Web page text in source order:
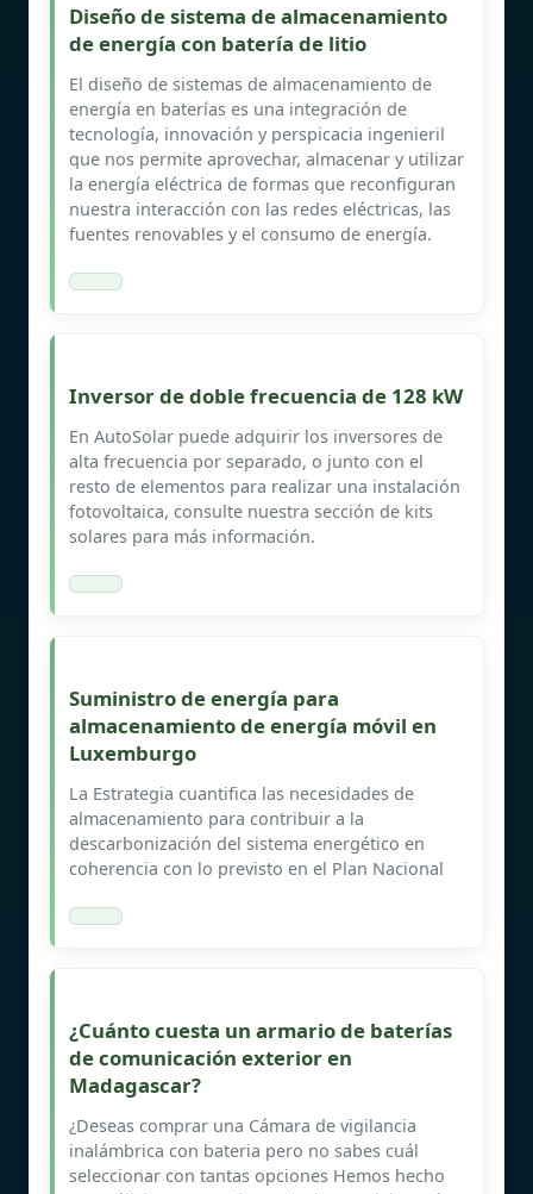
Diseño de sistema de almacenamiento
de energía con batería de litio
El diseño de sistemas de almacenamiento de
energía en baterías es una integración de
tecnología, innovación y perspicacia ingenieril
que nos permite aprovechar, almacenar y utilizar
la energía eléctrica de formas que reconfiguran
nuestra interacción con las redes eléctricas, las
fuentes renovables y el consumo de energía.
Inversor de doble frecuencia de 128 kW
En AutoSolar puede adquirir los inversores de
alta frecuencia por separado, o junto con el
resto de elementos para realizar una instalación
fotovoltaica, consulte nuestra sección de kits
solares para más información.
Suministro de energía para
almacenamiento de energía móvil en
Luxemburgo
La Estrategia cuantifica las necesidades de
almacenamiento para contribuir a la
descarbonización del sistema energético en
coherencia con lo previsto en el Plan Nacional
¿Cuánto cuesta un armario de baterías
de comunicación exterior en
Madagascar?
¿Deseas comprar una Cámara de vigilancia
inalámbrica con bateria pero no sabes cuál
seleccionar con tantas opciones Hemos hecho